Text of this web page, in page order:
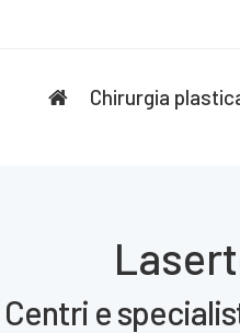
Chirurgia
Centri e